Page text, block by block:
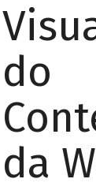
do
da